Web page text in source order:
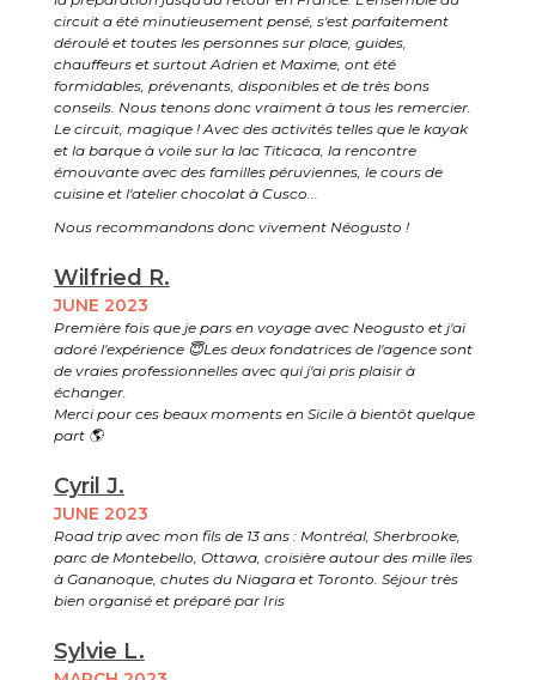
circuit a été minutieusement pensé, s'est parfaitement
déroulé et toutes les personnes sur place, guides,
chauffeurs et surtout Adrien et Maxime, ont été
formidables, prévenants, disponibles et de très bons
conseils. Nous tenons donc vraiment à tous les remercier.
Le circuit, magique ! Avec des activités telles que le kayak
et la barque à voile sur la lac Titicaca, la rencontre
émouvante avec des familles péruviennes, le cours de
cuisine et l'atelier chocolat à Cusco...
Nous recommandons donc vivement Néogusto !
Wilfried R.
JUNE 2023
Première fois que je pars en voyage avec Neogusto et j'ai
adoré l'expérience 😇Les deux fondatrices de l'agence sont
de vraies professionnelles avec qui j'ai pris plaisir à
échanger.
Merci pour ces beaux moments en Sicile à bientôt quelque
part 🌎
Cyril J.
JUNE 2023
Road trip avec mon fils de 13 ans : Montréal, Sherbrooke,
parc de Montebello, Ottawa, croisière autour des mille îles
à Gananoque, chutes du Niagara et Toronto. Séjour très
bien organisé et préparé par Iris
Sylvie L.